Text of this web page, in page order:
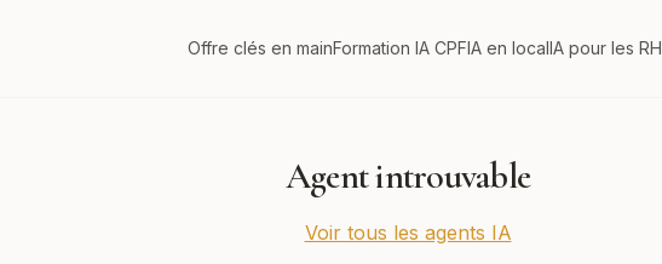
Offre clés en mainFormation IA CPFIA en localIA pour les RH
Agent introuvable
Voir tous les agents IA